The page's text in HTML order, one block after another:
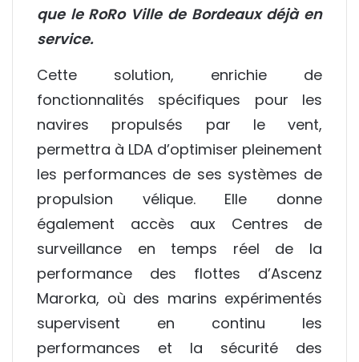
que le RoRo Ville de Bordeaux déjà en
service.
Cette solution, enrichie de
fonctionnalités spécifiques pour les
navires propulsés par le vent,
permettra à LDA d’optimiser pleinement
les performances de ses systèmes de
propulsion vélique. Elle donne
également accès aux Centres de
surveillance en temps réel de la
performance des flottes d’Ascenz
Marorka, où des marins expérimentés
supervisent en continu les
performances et la sécurité des